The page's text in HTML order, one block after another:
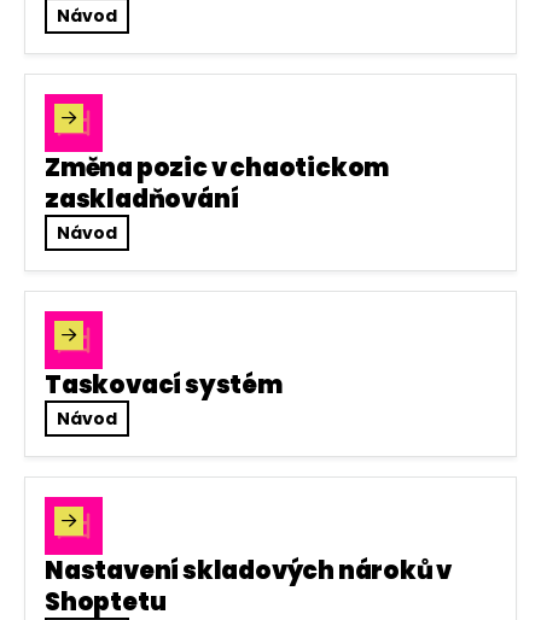
Návod
Změna pozic v chaotickom
zaskladňování
Návod

Taskovací systém
Návod

Nastavení skladových nároků v
Shoptetu
